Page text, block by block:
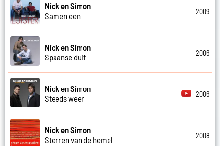
Nick en Simon
Samen een
2009
Nick en Simon
Spaanse duif
2006
Nick en Simon
Steeds weer
2006
Nick en Simon
Sterren van de hemel
2008